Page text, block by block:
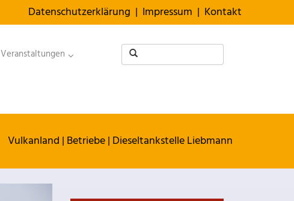
Datenschutzerklärung | Impressum | Kontakt
Veranstaltungen
Vulkanland | Betriebe| Dieseltankstelle Liebmann